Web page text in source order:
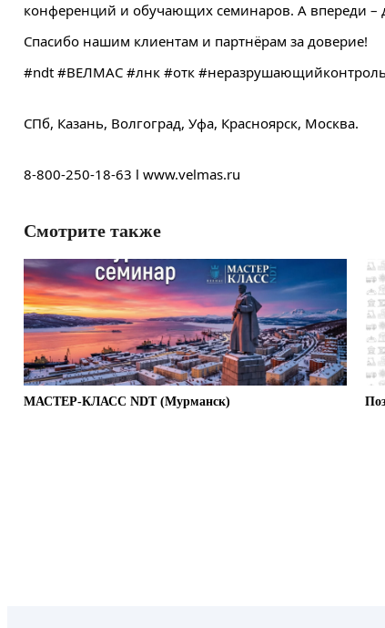
конференций и обучающих семинаров. А впереди –
Спасибо нашим клиентам и партнёрам за доверие!
#ndt #ВЕЛМАС #лнк #отк
СПб, Казань, Волгоград, Уфа, Красноярск, Москва.
8-800-250-18-63 l www.velmas.ru
Смотрите также
МАСТЕР-КЛАСС NDT (Мурманск)